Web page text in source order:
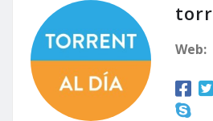
Web: